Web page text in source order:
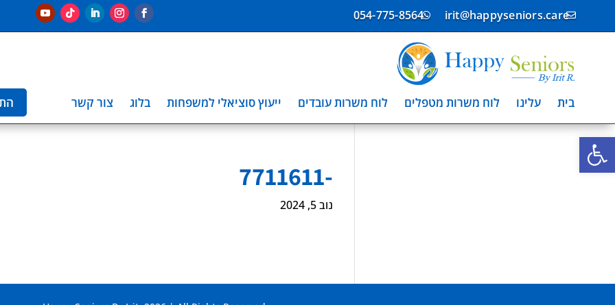
פתח סרגל נגישות

irit@happyseniors.care

054-775-8564
בית עלינו לוח משרות מטפלים לוח משרות עובדים ייעוץ סוציאלי למשפחות בלוג צור קשר
-7711611
נוב 5, 2024